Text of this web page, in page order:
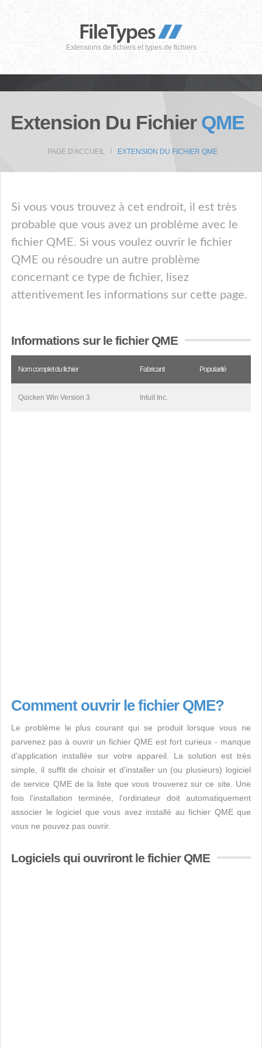
Extensions de fichiers et types de fichiers
Extension Du Fichier QME
PAGE D'ACCUEIL EXTENSION DU FICHIER QME
Si vous vous trouvez à cet endroit, il est très
probable que vous avez un problème avec le
fichier QME. Si vous voulez ouvrir le fichier
QME ou résoudre un autre problème
concernant ce type de fichier, lisez
attentivement les informations sur cette page.
Informations sur le fichier QME
Nom complet du fichier Fabricant Popularité
Quicken Win Version 3 Intuit Inc.
Comment ouvrir le fichier QME?
Le problème le plus courant qui se produit lorsque vous ne
parvenez pas à ouvrir un fichier QME est fort curieux - manque
d’application installée sur votre appareil. La solution est très
simple, il suffit de choisir et d'installer un (ou plusieurs) logiciel
de service QME de la liste que vous trouverez sur ce site. Une
fois l'installation terminée, l'ordinateur doit automatiquement
associer le logiciel que vous avez installé au fichier QME que
vous ne pouvez pas ouvrir.
Logiciels qui ouvriront le fichier QME